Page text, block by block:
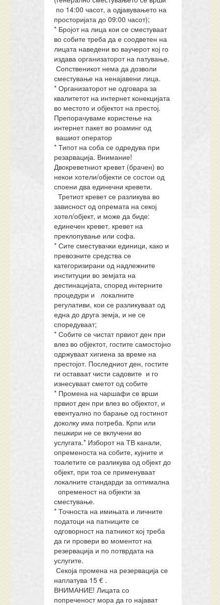
по 14:00 часот, а одјавувањето на
просторијата до 09:00 часот);
* Бројот на лица кои се сместуваат
во собите треба да е соодветен на
лицата наведени во ваучерот кој го
издава организаторот на патување.
Сопственикот нема да дозволи
сместување на ненајавени лица.
* Организаторот не одговара за
квалитетот на интернет конекцијата
во местото и објектот на престој.
Препорачуваме користење на
интернет пакет во роаминг од
вашиот оператор
* Типот на соба се одредува при
резарвација. Внимание!
Двокреветниот кревет (брачен) во
некои хотели/објекти се состои од
споени два единечни кревети.
Третиот кревет се разликува во
зависност од опремата на секој
хотел/објект, и може да биде:
единечен кревет, кревет на
преклопување или софа.
* Сите сместувачки единици, како и
превозните средства се
категоризирани од надлежните
институции во земјата на
дестинацијата, според интерните
процедури и локалните
регулативи, кои се разликуваат од
една до друга земја, и не се
споредуваат;
* Собите се чистат првиот ден при
влез во објектот, гостите самостојно
одржуваат хигиена за време на
престојот. Последниот ден, гостите
ги оставаат чисти садовите и го
изнесуваат сметот од собите
* Промена на чаршафи се врши
првиот ден при влез во објектот, и
евентуално по барање од гостинот
доколку има потреба. Крпи или
пешкири не се вклучени во
услугата.* Изборот на ТВ канали,
опременоста на собите, кујните и
тоалетите се разликува од објект до
објект, при тоа се применуваат
локалните стандарди за оптимална
опременост на објекти за
сместување.
* Точноста на имињата и личните
податоци на патниците се
одговорност на патникот кој треба
да ги провери во моментот на
резервација и по потврдата на
услугите.
Секоја промена на резервација се
наплатува 15 € .
ВНИМАНИЕ! Лицата со
попреченост мора да го најават